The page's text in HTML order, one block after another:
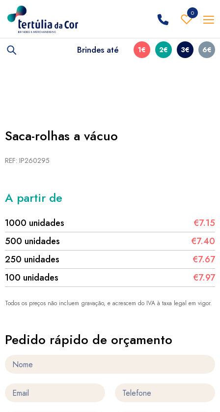
0
Brindes até 1€ 2€ 3€ 6€
Saca-rolhas a vácuo
REF: IP260295
A partir de
1000 unidades
€7.15
500 unidades
€7.40
250 unidades
€7.67
100 unidades
€7.97
Todos os preços não incluem gravação, e acrescem do IVA à taxa legal em vigor.
Pedido rápido de orçamento